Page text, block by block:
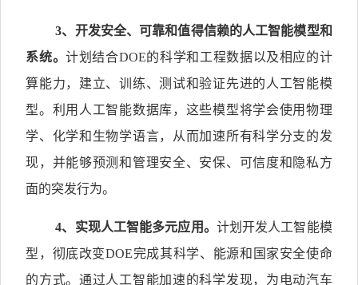
3、开发安全、可靠和值得信赖的人工智能模型和
系统。计划结合DOE的科学和工程数据以及相应的计
算能力，建立、训练、测试和验证先进的人工智能模
型。利用人工智能数据库，这些模型将学会使用物理
学、化学和生物学语言，从而加速所有科学分支的发
现，并能够预测和管理安全、安保、可信度和隐私方
面的突发行为。
4、实现人工智能多元应用。 计划开发人工智能模
型，彻底改变DOE完成其科学、能源和国家安全使命
的方式。通过人工智能加速的科学发现，为电动汽车